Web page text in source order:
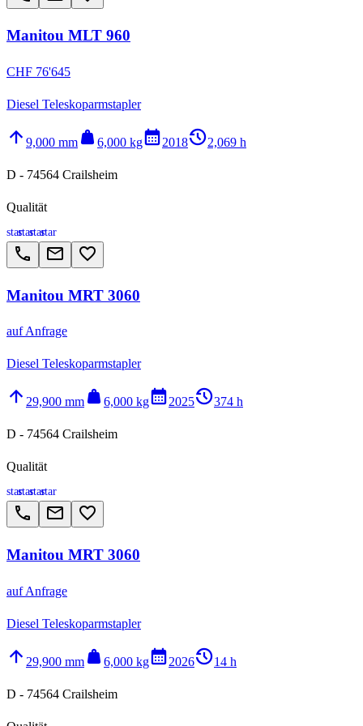
Manitou MLT 960
CHF 76'645
Diesel Teleskoparmstapler
arrow_upward 9,000 mm weight 6,000 kgcalendar_month2018history_22,069 h
D - 74564 Crailsheim
Qualität
starstarstarstar
call email favorite_border
Manitou MRT 3060
auf Anfrage
Diesel Teleskoparmstapler
arrow_upward 29,900 mm weight 6,000 kgcalendar_month2025history_2374 h
D - 74564 Crailsheim
Qualität
starstarstarstar
call email favorite_border
Manitou MRT 3060
auf Anfrage
Diesel Teleskoparmstapler
arrow_upward 29,900 mm weight 6,000 kgcalendar_month2026history_214 h
D - 74564 Crailsheim